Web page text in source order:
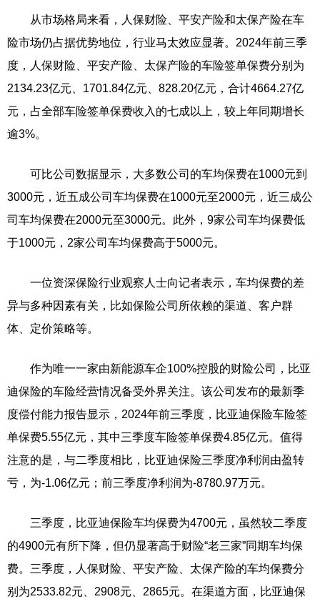
从市场格局来看，人保财险、平安产险和太保产险在车
险市场仍占据优势地位，行业马太效应显著。2024年前三季
度，人保财险、平安产险、太保产险的车险签单保费分别为
2134.23亿元、1701.84亿元、828.20亿元，合计4664.27亿
元，占全部车险签单保费收入的七成以上，较上年同期增长
逾3%。
可比公司数据显示，大多数公司的车均保费在1000元到
3000元，近五成公司车均保费在1000元至2000元，近三成公
司车均保费在2000元至3000元。此外，9家公司车均保费低
于1000元，2家公司车均保费高于5000元。
一位资深保险行业观察人士向记者表示，车均保费的差
异与多种因素有关，比如保险公司所依赖的渠道、客户群
体、定价策略等。
作为唯一一家由新能源车企100%控股的财险公司，比亚
迪保险的车险经营情况备受外界关注。该公司发布的最新季
度偿付能力报告显示，2024年前三季度，比亚迪保险车险签
单保费5.55亿元，其中三季度车险签单保费4.85亿元。值得
注意的是，与二季度相比，比亚迪保险三季度净利润由盈转
亏，为-1.06亿元；前三季度净利润为-8780.97万元。
三季度，比亚迪保险车均保费为4700元，虽然较二季度
的4900元有所下降，但仍显著高于财险“老三家”同期车均保
费。三季度，人保财险、平安产险、太保产险的车均保费分
别为2533.82元、2908元、2865元。在渠道方面，比亚迪保